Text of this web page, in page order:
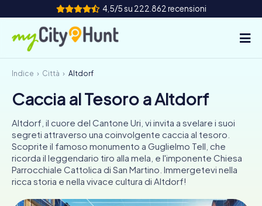
4,5/5 su 222.862 recensioni
Come funziona
Città
Tour
Team Building
Biglietti
Indice Città Altdorf
Caccia al Tesoro a Altdorf
Altdorf, il cuore del Cantone Uri, vi invita a svelare i suoi
segreti attraverso una coinvolgente caccia al tesoro.
Scoprite il famoso monumento a Guglielmo Tell, che
ricorda il leggendario tiro alla mela, e l'imponente Chiesa
Parrocchiale Cattolica di San Martino. Immergetevi nella
ricca storia e nella vivace cultura di Altdorf!